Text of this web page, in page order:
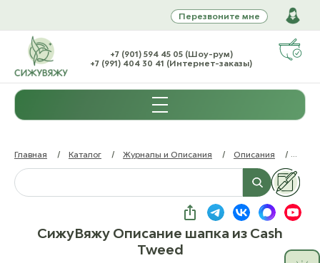
Перезвоните мне
+7 (901) 594 45 05 (Шоу-рум)
+7 (991) 404 30 41 (Интернет-заказы)
Главная / Каталог / Журналы и Описания / Описания /
СижуВяжу Описание шапка из Cash
Tweed